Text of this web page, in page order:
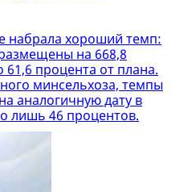
набрала хороший темп:
на 668,8
процента от плана.
минсельхоза, темпы
аналогичную дату в
лишь 46 процентов.